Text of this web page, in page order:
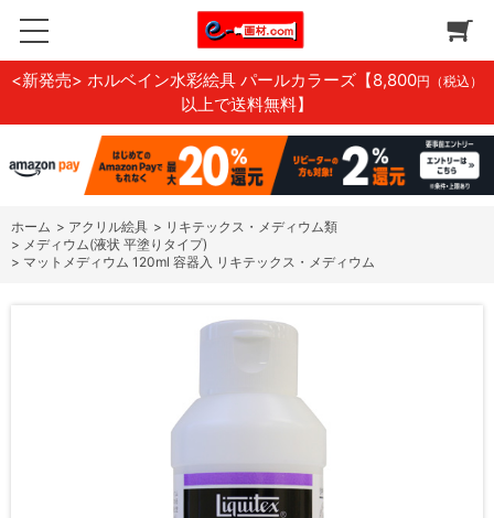
<新発売> ホルベイン水彩絵具 パールカラーズ 【8,800円（税込）
以上で送料無料】
ホーム > アクリル絵具 > リキテックス・メディウム類
> メディウム(液状 平塗りタイプ)
> マットメディウム 120ml 容器入 リキテックス・メディウム